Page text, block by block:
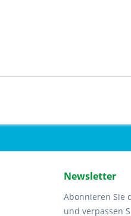
Newsletter
Abonnieren Sie
und verpassen